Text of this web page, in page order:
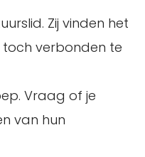
Zij vinden het
verbonden te
Vraag of je
van hun